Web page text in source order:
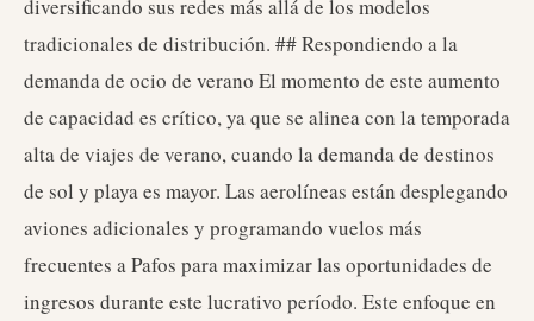
diversificando sus redes más allá de los modelos
tradicionales de distribución. ## Respondiendo a la
demanda de ocio de verano El momento de este aumento
de capacidad es crítico, ya que se alinea con la temporada
alta de viajes de verano, cuando la demanda de destinos
de sol y playa es mayor. Las aerolíneas están desplegando
aviones adicionales y programando vuelos más
frecuentes a Pafos para maximizar las oportunidades de
ingresos durante este lucrativo período. Este enfoque en